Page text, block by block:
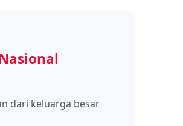
dari keluarga besar